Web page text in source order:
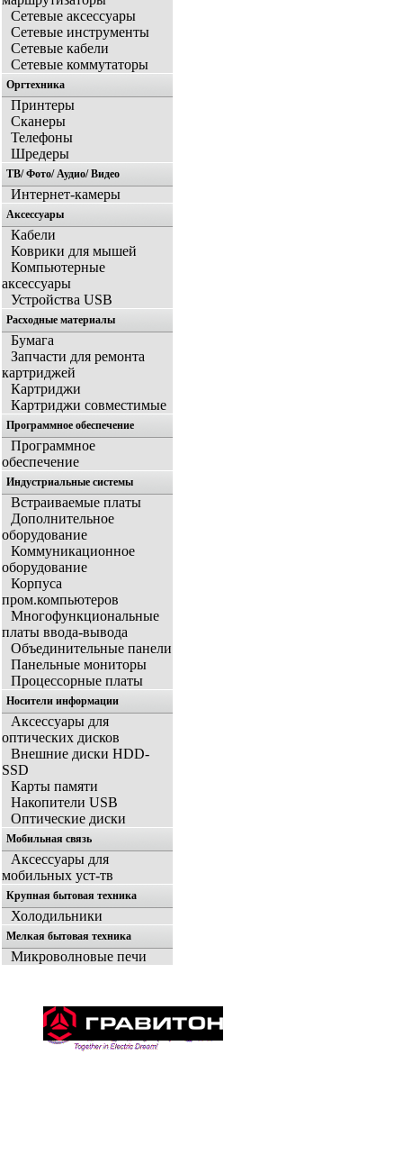
Сетевые аксессуары
Сетевые инструменты
Сетевые кабели
Сетевые коммутаторы
Оргтехника
Принтеры
Сканеры
Телефоны
Шредеры
ТВ/ Фото/ Аудио/ Видео
Интернет-камеры
Аксессуары
Кабели
Коврики для мышей
Компьютерные
аксессуары
Устройства USB
Расходные материалы
Бумага
Запчасти для ремонта
картриджей
Картриджи
Картриджи совместимые
Программное обеспечение
Программное
обеспечение
Индустриальные системы
Встраиваемые платы
Дополнительное
оборудование
Коммуникационное
оборудование
Корпуса
пром.компьютеров
Многофункциональные
платы ввода-вывода
Объединительные панели
Панельные мониторы
Процессорные платы
Носители информации
Аксессуары для
оптических дисков
Внешние диски HDD-
SSD
Карты памяти
Накопители USB
Оптические диски
Мобильная связь
Аксессуары для
мобильных уст-тв
Крупная бытовая техника
Холодильники
Мелкая бытовая техника
Микроволновые печи